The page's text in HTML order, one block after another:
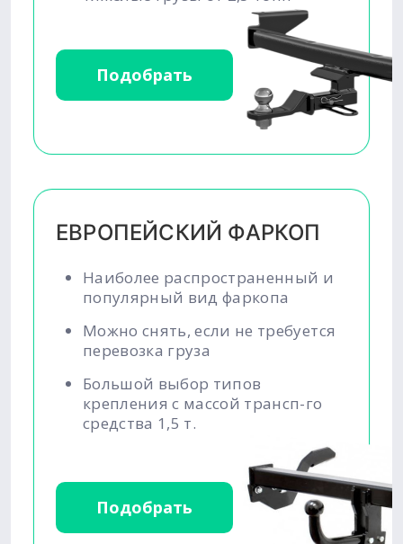
Подобрать
ЕВРОПЕЙСКИЙ ФАРКОП
Наиболее распространенный и
популярный вид фаркопа
Можно снять, если не требуется
перевозка груза
Большой выбор типов
крепления с массой трансп-го
средства 1,5 т.
Подобрать